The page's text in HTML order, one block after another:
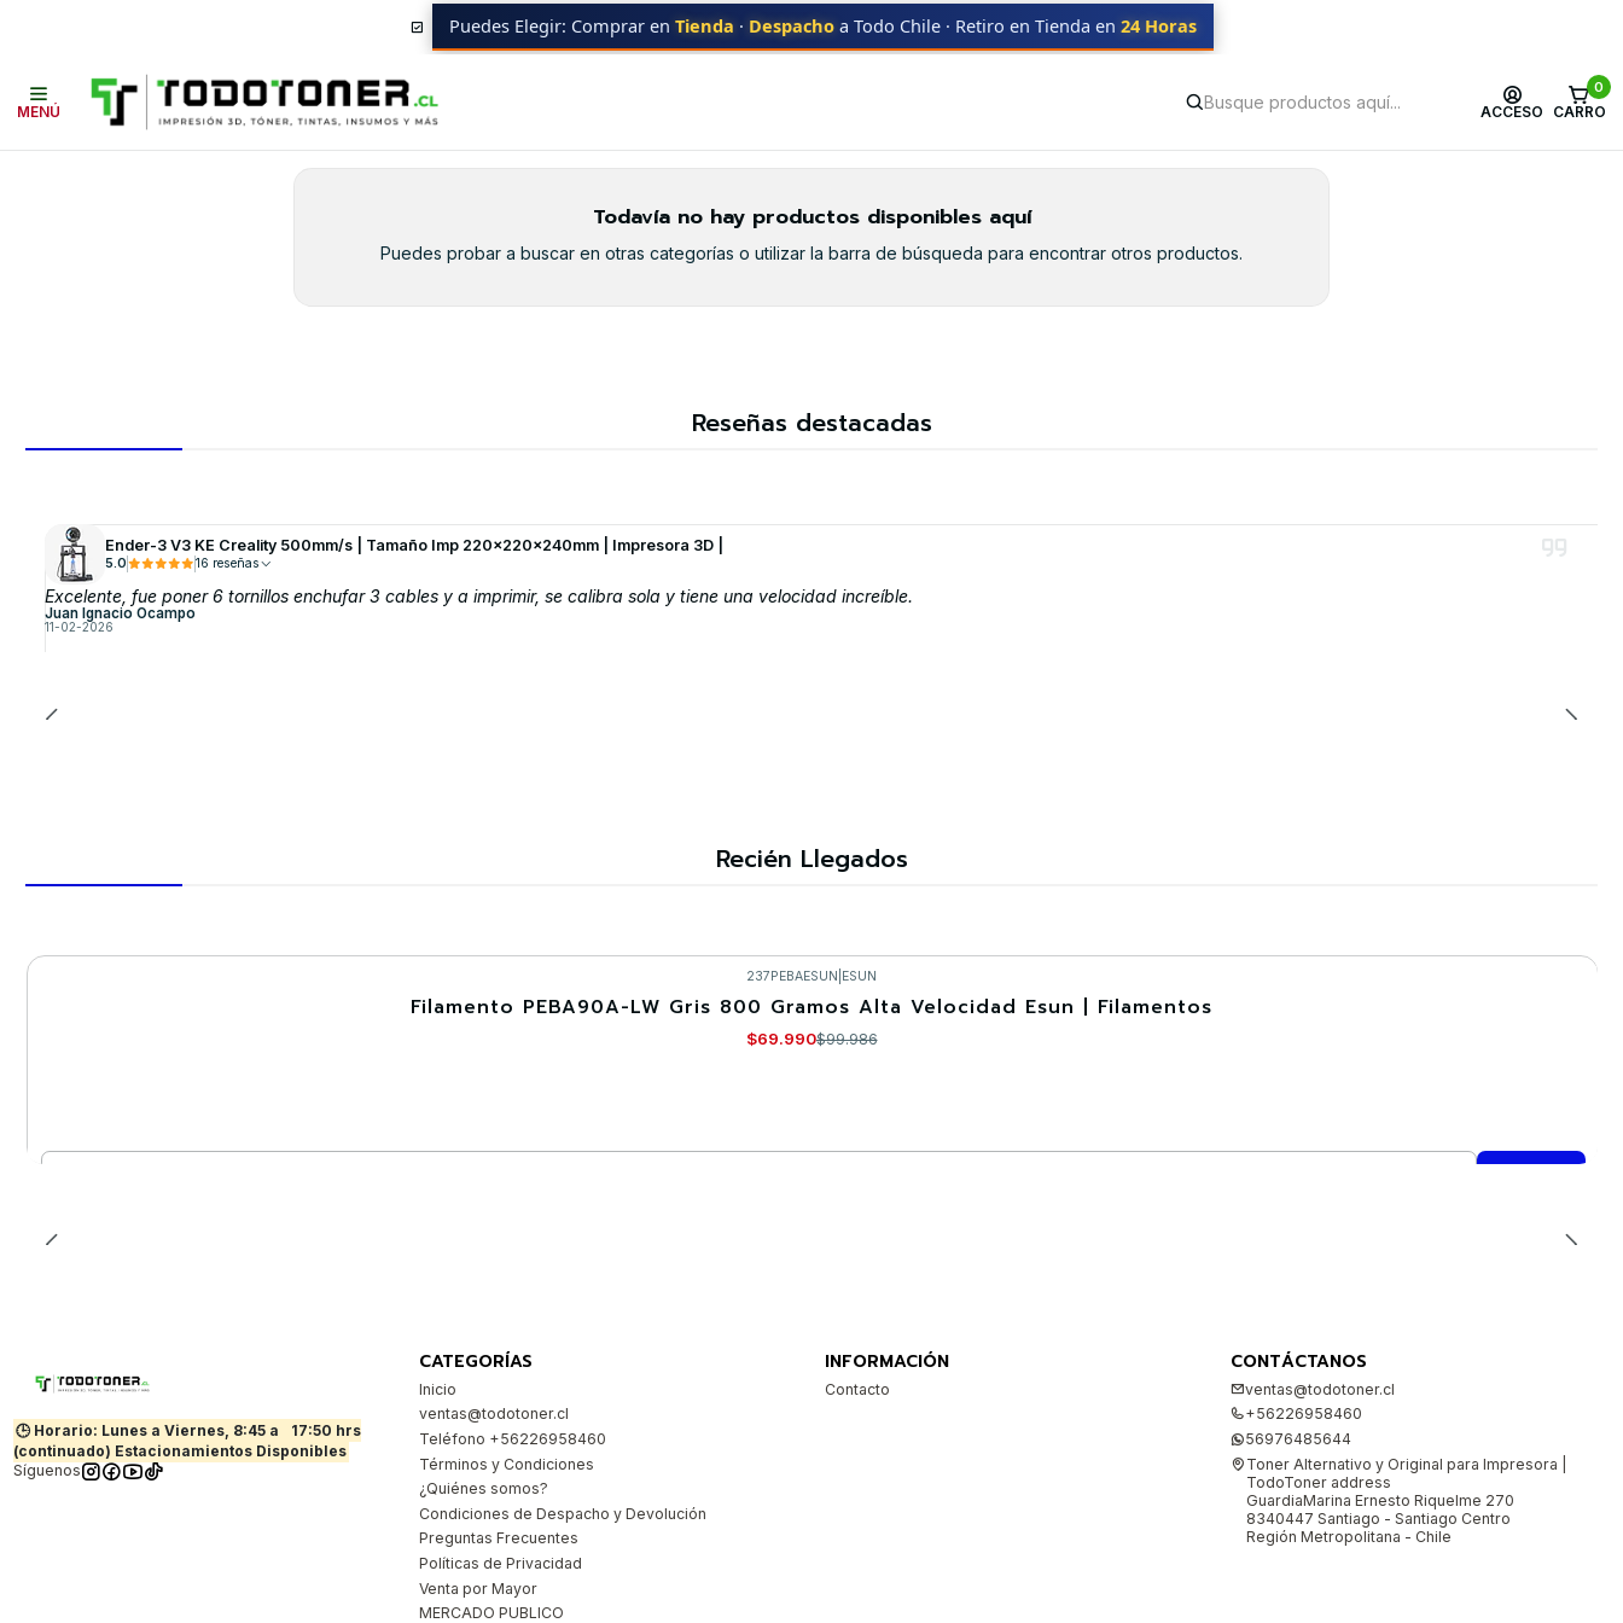
MENÚ ACCESO
0
CARRO
Puedes Elegir: Comprar en Tienda · Despacho a Todo Chile · Retiro en Tienda en 24 Horas
Equipos HP M601
M601
Todavía no hay productos disponibles aquí
Puedes probar a buscar en otras categorías o utilizar la barra de búsqueda para encontrar otros productos.
Reseñas destacadas
Ender-3 V3 KE Creality 500mm/s | Tamaño Imp 220x220x240mm | Impresora 3D |
5.0 16 reseñas
Excelente, fue poner 6 tornillos enchufar 3 cables y a imprimir, se calibra sola y tiene una velocidad increíble.
Juan Ignacio Ocampo
11-02-2026
Recién Llegados
237PEBAESUN ESUN
Filamento PEBA90A-LW Gris 800 Gramos Alta Velocidad Esun | Filamentos
$69.990$99.986
🕒 Horario: Lunes a Viernes, 8:45 a
17:50 hrs
(continuado) Estacionamientos Disponibles
Síguenos
CATEGORÍAS
Inicio
ventas@todotoner.cl
Teléfono +56226958460
Términos y Condiciones
¿Quiénes somos?
Condiciones de Despacho y Devolución
Preguntas Frecuentes
Políticas de Privacidad
Venta por Mayor
MERCADO PUBLICO
INFORMACIÓN
Contacto
CONTÁCTANOS
ventas@todotoner.cl
+56226958460
56976485644
Toner Alternativo y Original para Impresora |
TodoToner address
GuardiaMarina Ernesto Riquelme 270
8340447 Santiago - Santiago Centro
Región Metropolitana - Chile